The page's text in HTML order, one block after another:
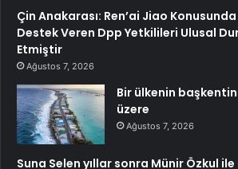
Çin Anakarası: Ren’ai Jiao
Destek Veren Dpp Yetkilileri Ulusal
Etmiştir
Ağustos 7, 2026
Bir ülkenin
üzere
Ağustos 7, 2026
Suna Selen yıllar sonra Münir Özkul